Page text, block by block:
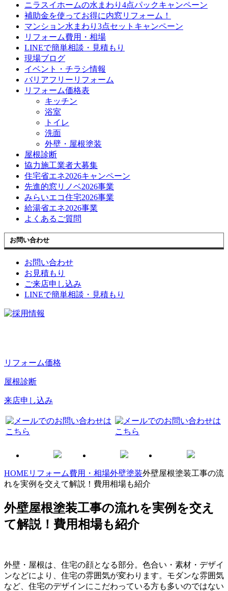
ニラスイホームの水まわり4点パックキャンペーン
補助金を使ってお得に内窓リフォーム！
マンション水まわり3点セットキャンペーン
リフォーム費用・相場
LINEで簡単相談・見積もり
現場ブログ
イベント・チラシ情報
バリアフリーリフォーム
リフォーム価格表
キッチン
浴室
トイレ
洗面
外壁・屋根塗装
屋根診断
協力施工業者大募集
住宅省エネ2026キャンペーン
先進的窓リノベ2026事業
みらいエコ住宅2026事業
給湯省エネ2026事業
よくあるご質問
お問い合わせ
お問い合わせ
お見積もり
ご来店申し込み
LINEで簡単相談・見積もり
リフォーム価格
屋根診断
来店申し込み
HOME リフォーム費用・相場外壁塗装外壁屋根塗装工事の流
れを実例を交えて解説！費用相場も紹介
外壁屋根塗装工事の流れを実例を交え
て解説！費用相場も紹介
外壁・屋根は、住宅の顔となる部分。色合い・素材・デザイ
ンなどにより、住宅の雰囲気が変わります。モダンな雰囲気
など、住宅のデザインにこだわっている方も多いのではない